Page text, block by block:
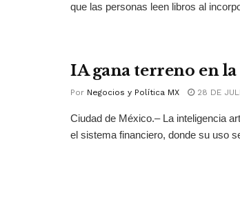
que las personas leen libros al
IA gana terreno en
Por Negocios y Política MX 28 DE
Ciudad de México.– La inteligencia
el sistema financiero, donde su uso